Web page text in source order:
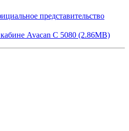
представительство
Avacan C 5080 (2.86MB)